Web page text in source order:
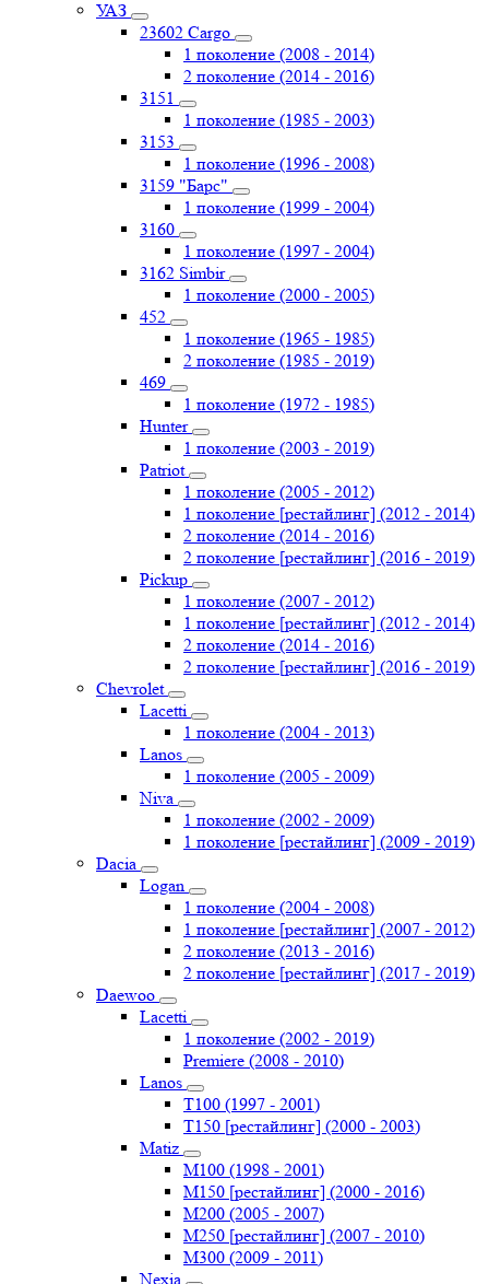
УАЗ
23602 Cargo
1 поколение (2008 - 2014)
2 поколение (2014 - 2016)
3151
1 поколение (1985 - 2003)
3153
1 поколение (1996 - 2008)
3159 "Барс"
1 поколение (1999 - 2004)
3160
1 поколение (1997 - 2004)
3162 Simbir
1 поколение (2000 - 2005)
452
1 поколение (1965 - 1985)
2 поколение (1985 - 2019)
469
1 поколение (1972 - 1985)
Hunter
1 поколение (2003 - 2019)
Patriot
1 поколение (2005 - 2012)
1 поколение [рестайлинг] (2012 - 2014)
2 поколение (2014 - 2016)
2 поколение [рестайлинг] (2016 - 2019)
Pickup
1 поколение (2007 - 2012)
1 поколение [рестайлинг] (2012 - 2014)
2 поколение (2014 - 2016)
2 поколение [рестайлинг] (2016 - 2019)
Chevrolet
Lacetti
1 поколение (2004 - 2013)
Lanos
1 поколение (2005 - 2009)
Niva
1 поколение (2002 - 2009)
1 поколение [рестайлинг] (2009 - 2019)
Dacia
Logan
1 поколение (2004 - 2008)
1 поколение [рестайлинг] (2007 - 2012)
2 поколение (2013 - 2016)
2 поколение [рестайлинг] (2017 - 2019)
Daewoo
Lacetti
1 поколение (2002 - 2019)
Premiere (2008 - 2010)
Lanos
T100 (1997 - 2001)
T150 [рестайлинг] (2000 - 2003)
Matiz
M100 (1998 - 2001)
M150 [рестайлинг] (2000 - 2016)
M200 (2005 - 2007)
M250 [рестайлинг] (2007 - 2010)
M300 (2009 - 2011)
Nexia